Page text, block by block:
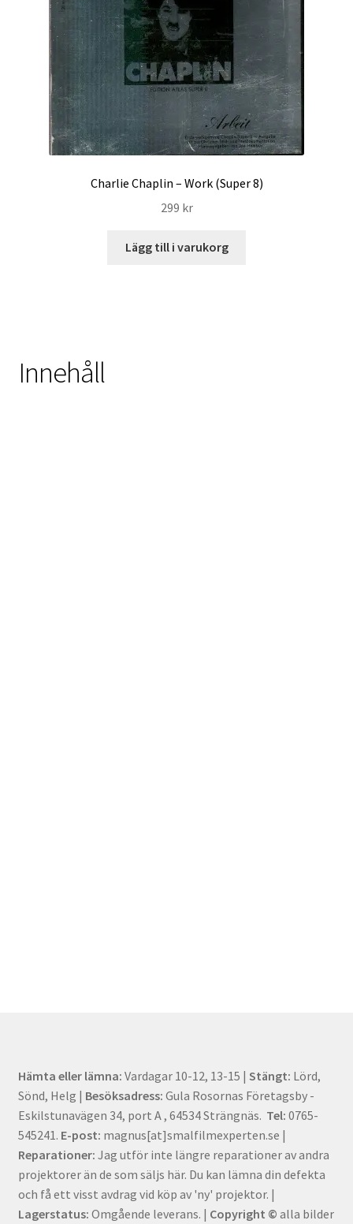
Charlie Chaplin – Work (Super 8)
299 kr
Lägg till i varukorg
Innehåll
Hämta eller lämna: Vardagar 10-12, 13-15 | Stängt: Lörd,
Sönd, Helg | Besöksadress: Gula Rosornas Företagsby -
Eskilstunavägen 34, port A , 64534 Strängnäs. Tel: 0765-
545241. E-post: magnus[at]smalfilmexperten.se |
Reparationer: Jag utför inte längre reparationer av andra
projektorer än de som säljs här. Du kan lämna din defekta
och få ett visst avdrag vid köp av 'ny' projektor. |
Lagerstatus: Omgående leverans. | Copyright © alla bilder